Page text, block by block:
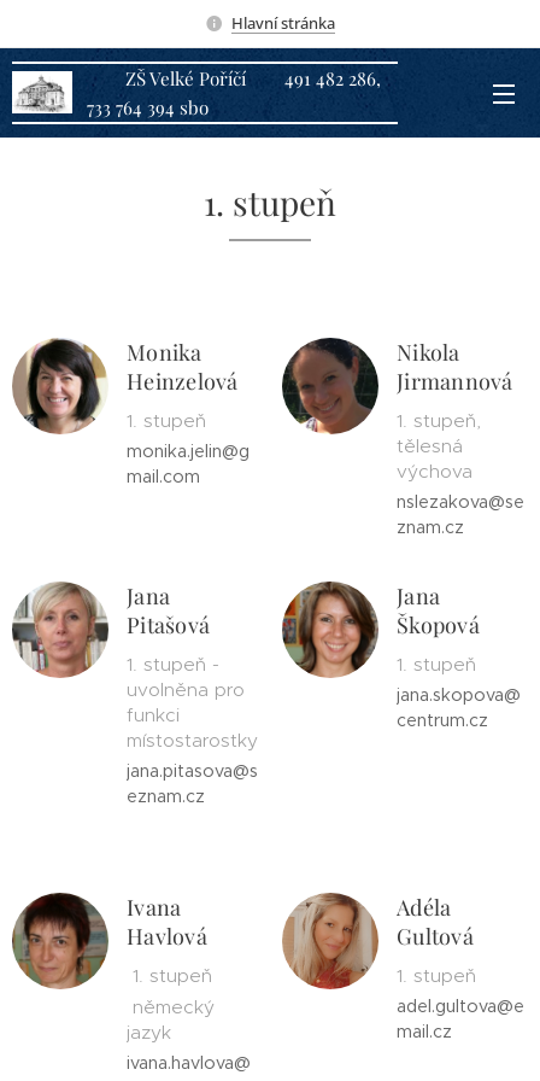
Hlavní stránka
ZŠ Velké Poříčí 491 482 286,
733 764 394 sbo
1. stupeň
Monika
Heinzelová
1. stupeň
monika.jelin@g
mail.com
Nikola
Jirmannová
1. stupeň,
tělesná
výchova
nslezakova@se
znam.cz
Jana
Pitašová
1. stupeň -
uvolněna pro
funkci
místostarostky
jana.pitasova@s
eznam.cz
Jana
Škopová
1. stupeň
jana.skopova@
centrum.cz
Ivana
Havlová
1. stupeň
německý
jazyk
ivana.havlova@
Adéla
Gultová
1. stupeň
adel.gultova@e
mail.cz